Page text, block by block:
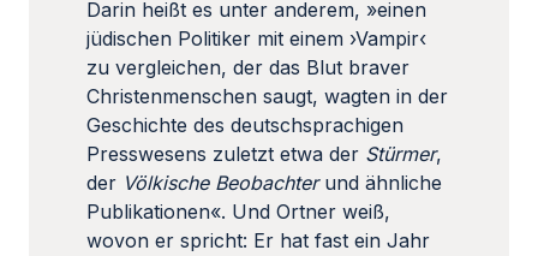
Darin heißt es unter anderem, »einen
jüdischen Politiker mit einem ›Vampir‹
zu vergleichen, der das Blut braver
Christenmenschen saugt, wagten in der
Geschichte des deutschsprachigen
Presswesens zuletzt etwa der Stürmer,
der Völkische Beobachterund ähnliche
Publikationen«. Und Ortner weiß,
wovon er spricht: Er hat fast ein Jahr